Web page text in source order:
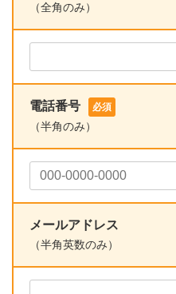
（全角のみ）
電話番号 必須
（半角のみ）
メールアドレス
（半角英数のみ）